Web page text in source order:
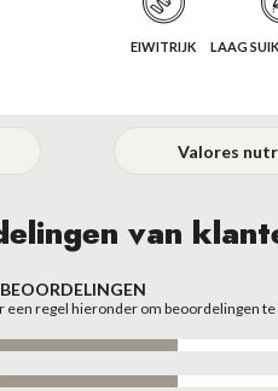
EIWITRIJK LAAG
Valores
van
een regel hieronder om beoordelingen